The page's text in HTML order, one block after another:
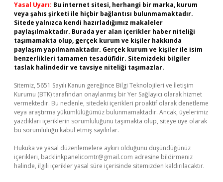
Yasal Uyarı: Bu internet sitesi, herhangi bir marka, kurum
veya şahıs şirketi ile hiçbir bağlantısı bulunmamaktadır.
Sitede yalnızca kendi hazırladığımız makaleler
paylaşılmaktadır. Burada yer alan içerikler haber niteliği
taşımamakta olup, gerçek kurum ve kişiler hakkında
paylaşım yapılmamaktadır. Gerçek kurum ve kişiler ile isim
benzerlikleri tamamen tesadüfidir. Sitemizdeki bilgiler
taslak halindedir ve tavsiye niteliği taşımazlar.
Sitemiz, 5651 Sayılı Kanun gereğince Bilgi Teknolojileri ve İletişim
Kurumu (BTK) tarafından onaylanmış bir Yer Sağlayıcı olarak hizmet
vermektedir. Bu nedenle, sitedeki içerikleri proaktif olarak denetleme
veya araştırma yükümlülüğümüz bulunmamaktadır. Ancak, üyelerimiz
yazdıkları içeriklerin sorumluluğunu taşımakta olup, siteye üye olarak
bu sorumluluğu kabul etmiş sayılırlar.
Hukuka ve yasal düzenlemelere aykırı olduğunu düşündüğünüz
içerikleri, backlinkpanelicomtr@gmail.com adresine bildirmeniz
halinde, ilgili içerikler yasal süre içerisinde sitemizden kaldırılacaktır.